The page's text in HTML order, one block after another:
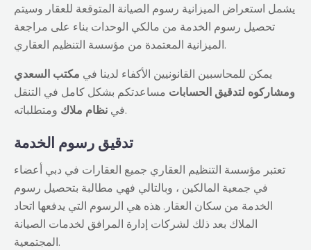
يشمل استعراض الميزانية رسوم الصيانة المتوقعة للعقار وسيتم
تحصيل رسوم الخدمة من مالكي الوحدات بناء على مراجعة
الميزانية المعتمدة من مؤسسة التنظيم العقاري.
يمكن للمحاسبين القانونيين الأكفاء لدينا في مكتب السعدي
ومشاركوه لتدقيق الحسابات مساعدتكم بشكل كامل في التنقل
في نظام ملاك ومتطلباته.
تدقيق رسوم الخدمة
تعتبر مؤسسة التنظيم العقاري جميع العقارات في دبي أعضاء
في جمعية المالكين ، وبالتالي فهي مطالبة بتحصيل رسوم
الخدمة من سكان العقار. هذه هي الرسوم التي يدفعها اتحاد
الملاك بعد ذلك لشركات إدارة المرافق لخدمات الصيانة
المجتمعية.